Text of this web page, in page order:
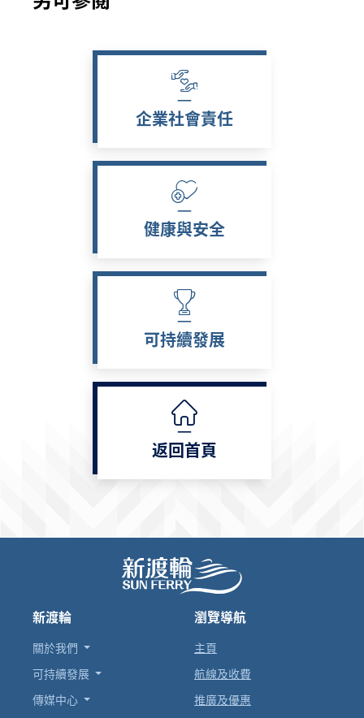
企業社會責任
健康與安全
可持續發展
返回首頁
新渡輪
關於我們
可持續發展
傳媒中心
瀏覽導航
主頁
航線及收費
推廣及優惠